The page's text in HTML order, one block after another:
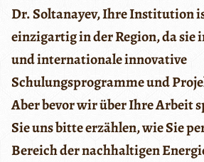
Dr. Soltanayev, Ihre Institution
einzigartig in der Region, da
und internationale innovative
Schulungsprogramme und
Aber bevor wir über Ihre Arbeit
Sie uns bitte erzählen, wie Sie
Bereich der nachhaltigen